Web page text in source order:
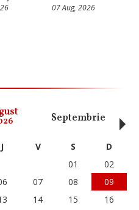
07 Aug, 2026
Septembrie
J V S
D
01
02
07 08
09
14 15
16